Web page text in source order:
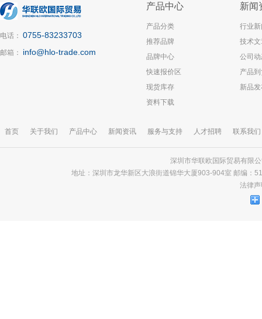
电话： 0755-83233703
邮箱： info@hlo-trade.com
产品中心
产品分类
推荐品牌
品牌中心
快速报价区
现货库存
资料下载
新闻
行业
技术
公司
产品
新品
首页 关于我们 产品中心 新闻资讯 服务与支持 人才招聘 联系我们
深圳市华联欧国际贸易有限
地址：深圳市龙华新区大浪街道锦华大厦903-904室 邮编
法律